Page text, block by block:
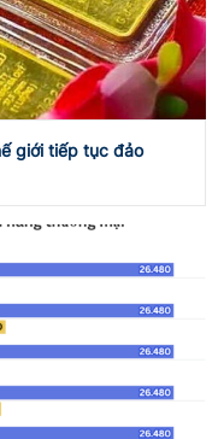
giới tiếp tục đảo